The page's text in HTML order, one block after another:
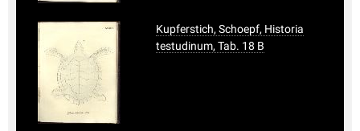
Kupferstich, Schoepf, Historia
testudinum, Tab. 18 B